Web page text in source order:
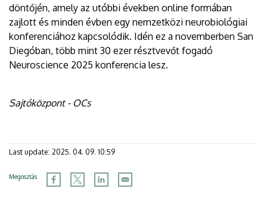
döntőjén, amely az utóbbi években online formában
zajlott és minden évben egy nemzetközi neurobiológiai
konferenciához kapcsolódik. Idén ez a novemberben San
Diegóban, több mint 30 ezer résztvevőt fogadó
Neuroscience 2025 konferencia lesz.
Sajtóközpont - OCs
Last update: 2025. 04. 09. 10:59
Megosztás